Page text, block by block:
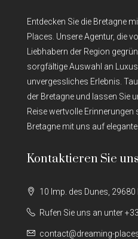
Entdecken Sie die Bretagne
Places. Unsere Agentur, die
Liebhabern der Region
sorgfältige Auswahl an
unvergessliches Erlebnis.
der Bretagne und lassen Sie
Reise wertvolle Erinnerungen
Bretagne mit uns auf elegante
Kontaktieren Sie uns
10 Imp. des Dunes,
Rufen Sie uns an unter
contact@dreaming-